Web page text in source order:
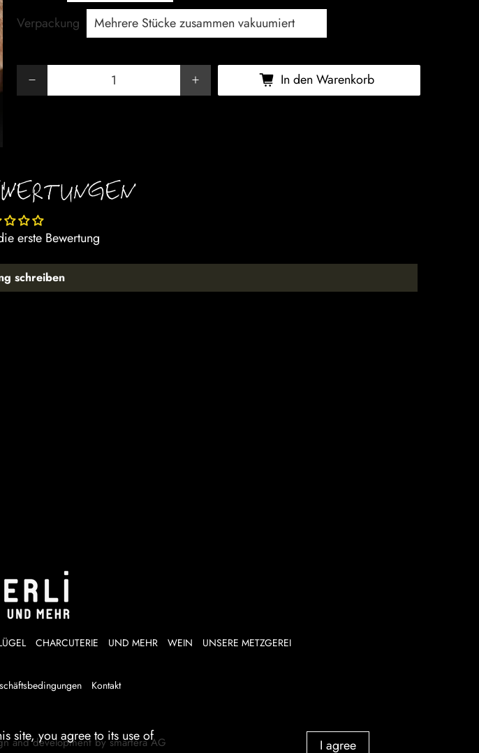
Verpackung
In den Warenkorb
erste Bewertung
schreiben
CHARCUTERIE UND MEHR WEIN UNSERE METZGEREI
Kontakt
and development bysmartera AG
site, you agree to its use of
I agree